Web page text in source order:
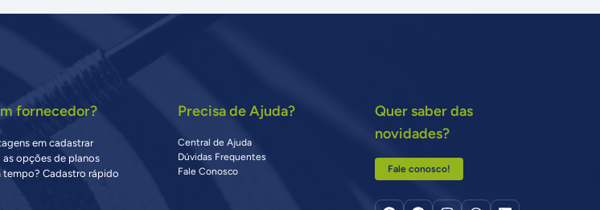
fornecedor?
em cadastrar
as opções de planos
tempo? Cadastro rápido
Precisa de Ajuda?
Central de Ajuda
Dúvidas Frequentes
Fale Conosco
Quer saber das
novidades?
Fale conosco!